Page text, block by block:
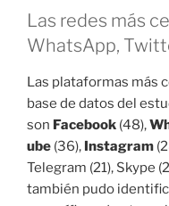
Las redes más
WhatsApp,
Las plataformas más
base de datos del
son Facebook (48),
ube (36), Instagram
Telegram (21), Skype
también pudo